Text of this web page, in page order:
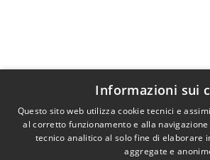
Informazioni sui
Questo sito web utilizza cookie tecnici e
al corretto funzionamento e alla
tecnico analitico al solo fine di elaborare
aggregate e